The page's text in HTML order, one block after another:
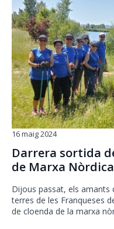
Darrera sortida
de Marxa Nòrdica
16 maig 2024
Dijous passat, els amants
terres de les Franqueses
de cloenda de la marxa